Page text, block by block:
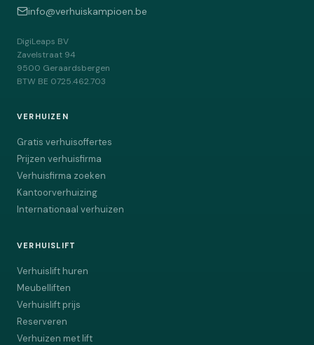
info@verhuiskampioen.be
DigiLeaps BV
Zavelstraat 94
9500 Geraardsbergen
BTW BE 0725.462.703
VERHUIZEN
Gratis verhuisoffertes
Prijzen verhuisfirma
Verhuisfirma zoeken
Kantoorverhuizing
Internationaal verhuizen
VERHUISLIFT
Verhuislift huren
Meubelliften
Verhuislift prijs
Reserveren
Verhuizen met lift